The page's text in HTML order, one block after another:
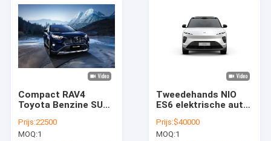
byd elektrische auto
de auto van Toyota
Chery Auto
Lixiang elektrische auto
Compact RAV4
Toyota Benzine SUV
AWD 5 zitplaatsen
Prijs:22500
MOQ:1
Tweedehands NIO
ES6 elektrische auto
nieuwe energie
elektrische
Prijs:$40000
MOQ:1